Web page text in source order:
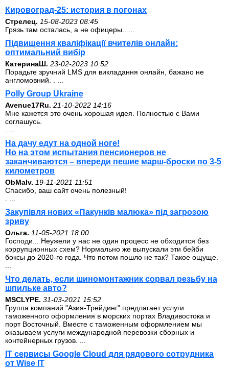
Кировоград-25: история в погонах
Стрелец. 15-08-2023 08:45
Грязь там осталась, а не офицеры.. ...
Підвищення кваліфікації вчителів онлайн:
оптимальний вибір
КатеринаШ. 23-02-2023 10:52
Порадьте зручний LMS для викладання онлайн, бажано не
англомовний. . ...
Polly Group Ukraine
Avenue17Ru. 21-10-2022 14:16
Мне кажется это очень хорошая идея. Полностью с Вами
соглашусь.
На дачу едут на одной ноге!
Но на этом испытания пенсионеров не
заканчиваются – впереди пешие марш-броски по 3-5
километров
ОbMalv. 19-11-2021 11:51
Спасибо, ваш сайт очень полезный!
Закупівля нових «Пакунків малюка» під загрозою
зриву
Ольга. 11-05-2021 18:00
Господи... Неужели у нас не один процесс не обходится без
коррупционных схем? Нормально же выпускали эти бейби
боксы до 2020-го года. Что потом пошло не так? Такое ощуще.
Что делать, если шиномонтажник сорвал резьбу на
шпильке авто?
MSCLYPE. 31-03-2021 15:52
Группа компаний "Азия-Трейдинг" предлагает услуги
таможенного оформления в морских портах Владивостока и
порт Восточный. Вместе с таможенным оформлением мы
оказываем услуги международной перевозки сборных и
контейнерных грузов. ...
IT сервисы Google Cloud для рядового сотрудника
от Wise IT